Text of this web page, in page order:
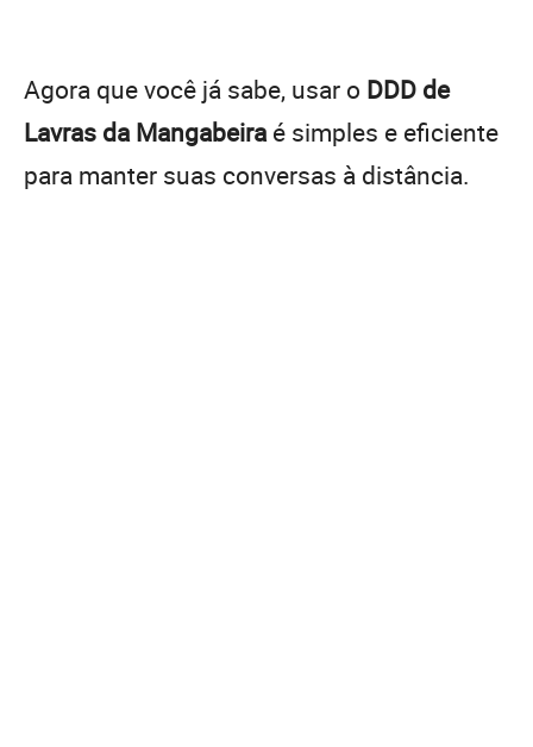
Agora que você já sabe, usar o DDD de
Lavras da Mangabeira é simples e eficiente
para manter suas conversas à distância.